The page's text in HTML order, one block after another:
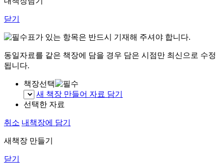
닫기
표가 있는 항목은 반드시 기재해 주셔야 합니다.
동일자료를 같은 책장에 담을 경우 담은 시점만 최신으로 수정
됩니다.
책장선택
새 책장 만들어 자료 담기
선택한 자료
취소 내책장에 담기
새책장 만들기
닫기